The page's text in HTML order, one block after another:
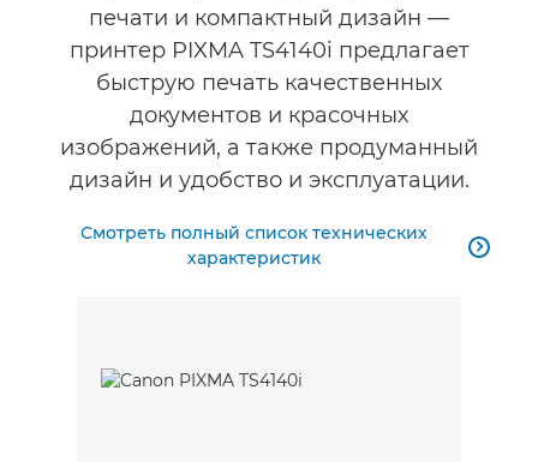
печати и компактный дизайн —
принтер PIXMA TS4140i предлагает
быструю печать качественных
документов и красочных
изображений, а также продуманный
дизайн и удобство и эксплуатации.
Смотреть полный список технических
характеристик
